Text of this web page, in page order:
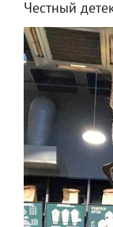
Честный